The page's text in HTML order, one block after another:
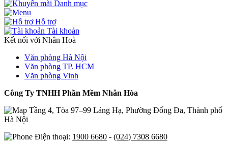
Danh mục
Hỗ trợ
Tài khoản
Kết nối với Nhân Hoà
Văn phòng Hà Nội
Văn phòng TP. HCM
Văn phòng Vinh
Công Ty TNHH Phần Mềm Nhân Hòa
Tầng 4, Tòa 97–99 Láng Hạ, Phường Đống Đa, Thành phố
Hà Nội
Điện thoại: 1900 6680 - (024) 7308 6680